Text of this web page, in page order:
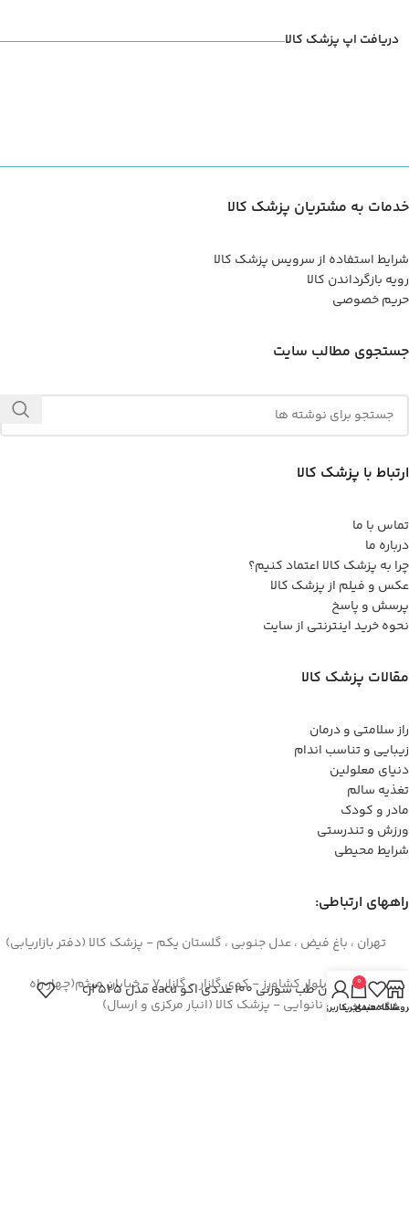
دریافت اپ پزشک کالا
خدمات به مشتریان پزشک کالا
شرایط استفاده از سرویس پزشک کالا
رویه بازگرداندن کالا
حریم خصوصی
جستجوی مطالب سایت
ارتباط با پزشک کالا
تماس با ما
درباره ما
چرا به پزشک کالا اعتماد کنیم؟
عکس و فیلم از پزشک کالا
پرسش و پاسخ
نحوه خرید اینترنتی از سایت
مقالات پزشک کالا
راز سلامتی و درمان
زیبایی و تناسب اندام
دنیای معلولین
تغذیه سالم
مادر و کودک
ورزش و تندرستی
شرایط محیطی
راههای ارتباطی:
تهران ، باغ فیض ، عدل جنوبی ، گلستان یکم - پزشک کالا (دفتر بازاریابی)
اصفهان – بلوار کشاورز - کوی گلزار - گلزار 7 - خیابان میثم(چهار راه
سوم) - روبروی نانوایی - پزشک کالا (انبار مرکزی و ارسال)
سوزن طب سوزنی 100 عددی اکو eacu مدل cj2525
علاقه مندی
0
سبد خرید
حساب کاربری من